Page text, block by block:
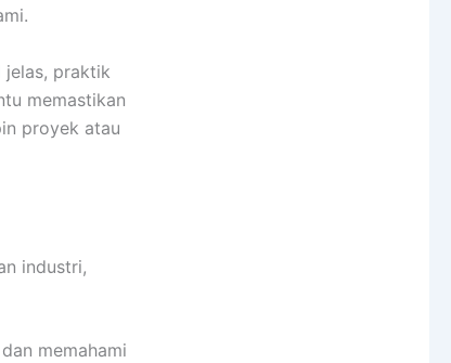
jelas, praktik
memastikan
proyek atau
industri,
memahami